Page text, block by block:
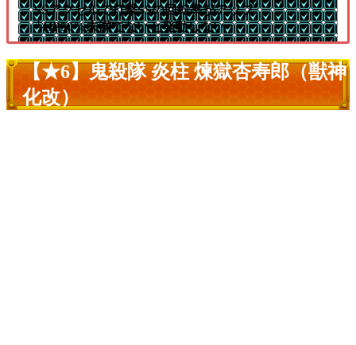
SSアクセルで打撃SSの回転率がアップ
└HP50%未満でないと発動しない
【★6】鬼殺隊 炎柱 煉獄杏寿郎（獣神
化改）